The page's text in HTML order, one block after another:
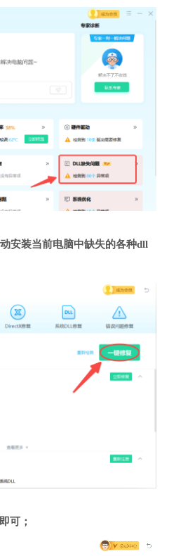
安装当前电脑中缺失的各种dll
可；